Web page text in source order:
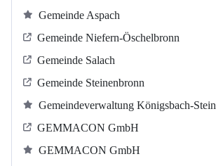
Gemeinde Aspach
Gemeinde Niefern-Öschelbronn
Gemeinde Salach
Gemeinde Steinenbronn
Gemeindeverwaltung Königsbach-Stein
GEMMACON GmbH
GEMMACON GmbH